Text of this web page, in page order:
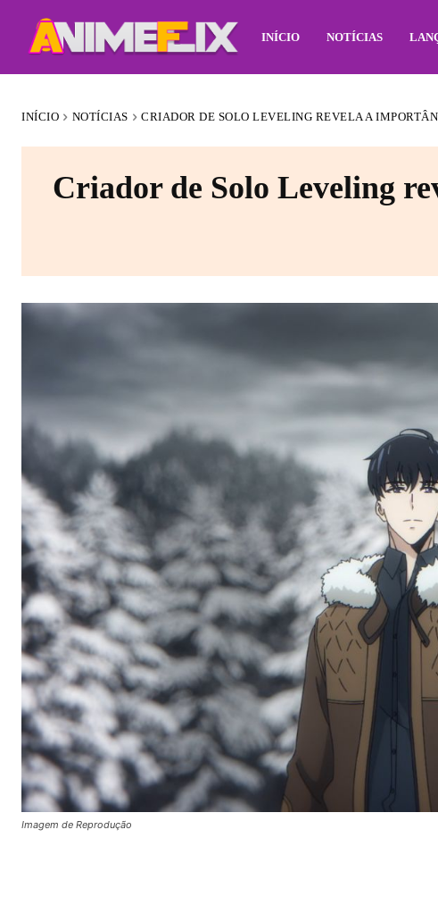
INÍCIO NOTÍCIAS
INÍCIO NOTÍCIAS CRIADOR DE SOLO LEVELING REVELA A
Criador de Solo Leveling
Imagem de Reprodução